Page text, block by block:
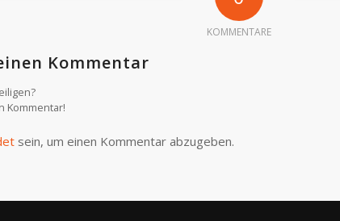
KOMMENTARE
Kommentar
Kommentar!
sein, um einen Kommentar abzugeben.